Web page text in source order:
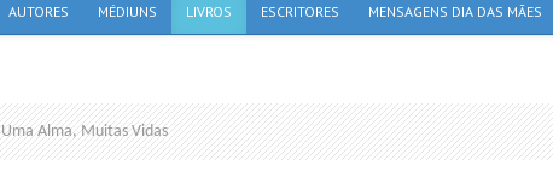
AUTORES MÉDIUNS LIVROS ESCRITORES MENSAGENS DIA DAS MÃES
Uma Alma, Muitas Vidas